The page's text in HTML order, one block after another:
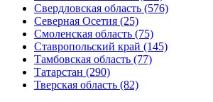
Свердловская область (576)
Северная Осетия (25)
Смоленская область (75)
Ставропольский край (145)
Тамбовская область (77)
Татарстан (290)
Тверская область (82)